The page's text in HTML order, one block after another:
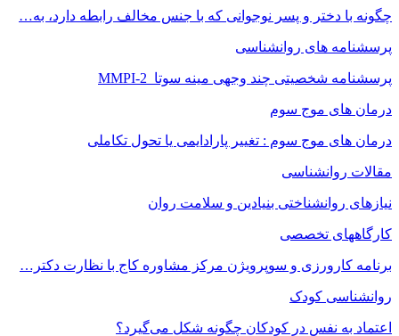
چگونه با دختر و پسر نوجوانی که با جنس مخالف رابطه دارد، به…
پرسشنامه های روانشناسی
پرسشنامه شخصیتی چند وجهی مینه سوتا MMPI-2
درمان های موج سوم
درمان های موج سوم : تغییر پارادایمی یا تحول تکاملی
مقالات روانشناسی
نیازهای روانشناختی بنیادین و سلامت روان
کارگاههای تخصصی
برنامه کارورزی و سوپرویژن مرکز مشاوره کاج با نظارت دکتر…
روانشناسی کودک
اعتماد به‌ نفس در کودکان چگونه شکل می‌گیرد؟